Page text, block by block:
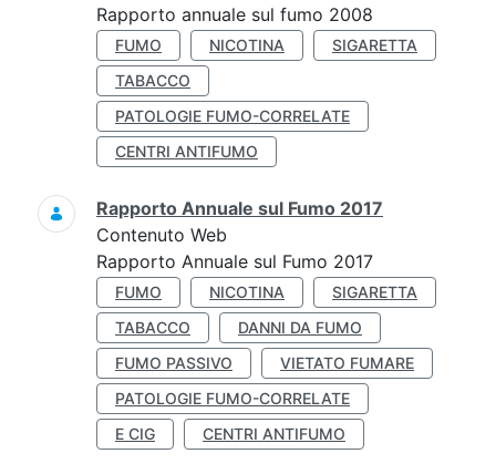
Rapporto annuale sul fumo 2008
FUMO NICOTINA
SIGARETTA
TABACCO
PATOLOGIE FUMO-CORRELATE
CENTRI ANTIFUMO
Rapporto Annuale sul Fumo 2017
Contenuto Web
Rapporto Annuale sul Fumo 2017
FUMO NICOTINA
SIGARETTA
TABACCO
DANNI DA FUMO
FUMO PASSIVO
VIETATO FUMARE
PATOLOGIE FUMO-CORRELATE
E CIG
CENTRI ANTIFUMO